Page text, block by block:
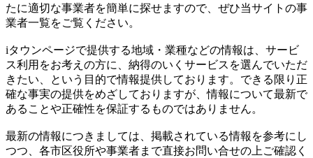
たに適切な事業者を簡単に探せますので、ぜひ当サイトの事
業者一覧をご覧ください。
iタウンページで提供する地域・業種などの情報は、サービ
ス利用をお考えの方に、納得のいくサービスを選んでいただ
きたい、という目的で情報提供しております。できる限り正
確な事実の提供をめざしておりますが、情報について最新で
あることや正確性を保証するものではありません。
最新の情報につきましては、掲載されている情報を参考にし
つつ、各市区役所や事業者まで直接お問い合せの上ご確認く